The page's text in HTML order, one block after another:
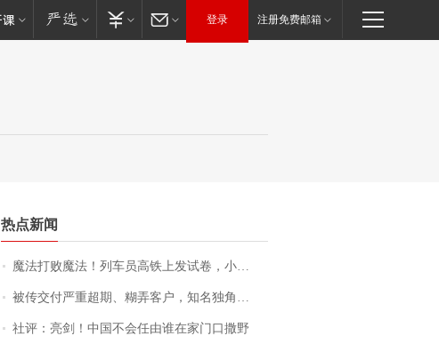
登录 注册免费邮箱
热点新闻
魔法打败魔法！列车员高铁上发试卷，小朋友一秒静音，12306回应：列车员个人行为，不是铁路规定
被传交付严重超期、糊弄客户，知名独角兽车企创始人回应：都没证据，将依法采取措施，“本人长期与美国交管局保持沟通，对方表示肯定”
社评：亮剑！中国不会任由谁在家门口撒野